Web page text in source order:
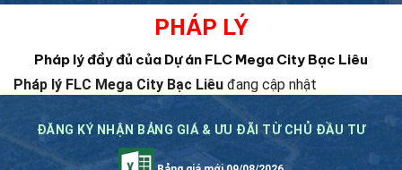
PHÁP LÝ
Pháp lý đầy đủ của Dự án FLC Mega City Bạc Liêu
Pháp lý FLC Mega City Bạc Liêu đang cập nhật
ĐĂNG KÝ NHẬN BẢNG GIÁ & ƯU ĐÃI TỪ CHỦ ĐẦU TƯ